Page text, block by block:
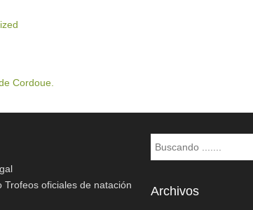
Cordoue.
Trofeos oficiales de natación
Buscar
Archivos